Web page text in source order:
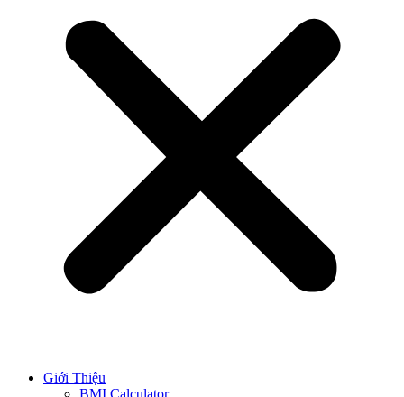
Giới Thiệu
BMI Calculator